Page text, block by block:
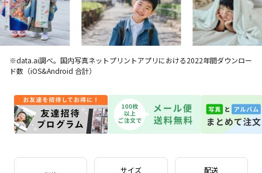
※data.ai調べ。国内写真ネットプリントアプリにおける2022年間ダウンロー
ド数（iOS&Android 合計）
サイズ
配送